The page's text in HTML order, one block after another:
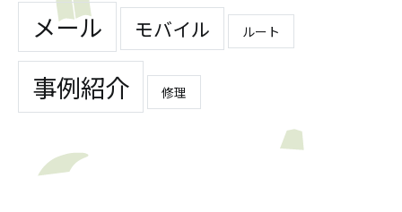
メール モバイル ルート
事例紹介 修理